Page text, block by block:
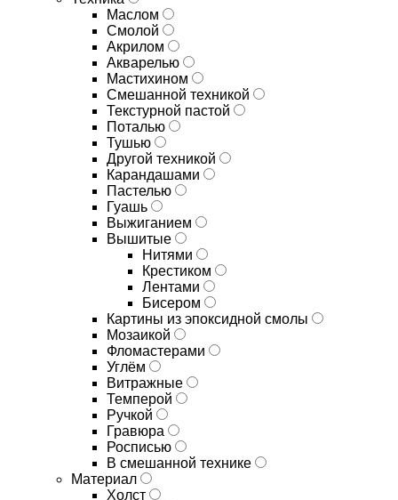
Маслом
Смолой
Акрилом
Акварелью
Мастихином
Смешанной техникой
Текстурной пастой
Поталью
Тушью
Другой техникой
Карандашами
Пастелью
Гуашь
Выжиганием
Вышитые
Нитями
Крестиком
Лентами
Бисером
Картины из эпоксидной смолы
Мозаикой
Фломастерами
Углём
Витражные
Темперой
Ручкой
Гравюра
Росписью
В смешанной технике
Материал
Холст